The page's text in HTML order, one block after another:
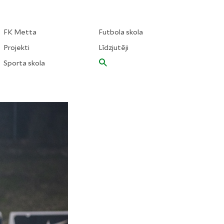
FK Metta
Projekti
Sporta skola
Futbola skola
Līdzjutēji